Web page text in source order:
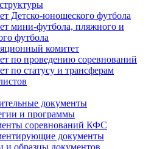
Детско-юношеского футбола
мини-футбола, пляжного и
футбола
комитет
по проведению соревнований
по статусу и трансферам
документы
и программы
соревнований КФС
документы
и образцы документов